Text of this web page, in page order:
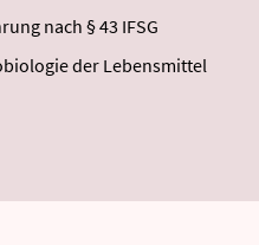
nach § 43 IFSG
der Lebensmittel